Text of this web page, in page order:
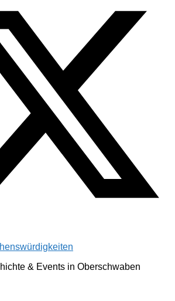
& Events in Oberschwaben